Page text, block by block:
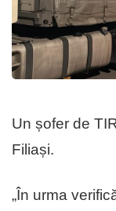
Un șofer de
Filiași.
„În urma